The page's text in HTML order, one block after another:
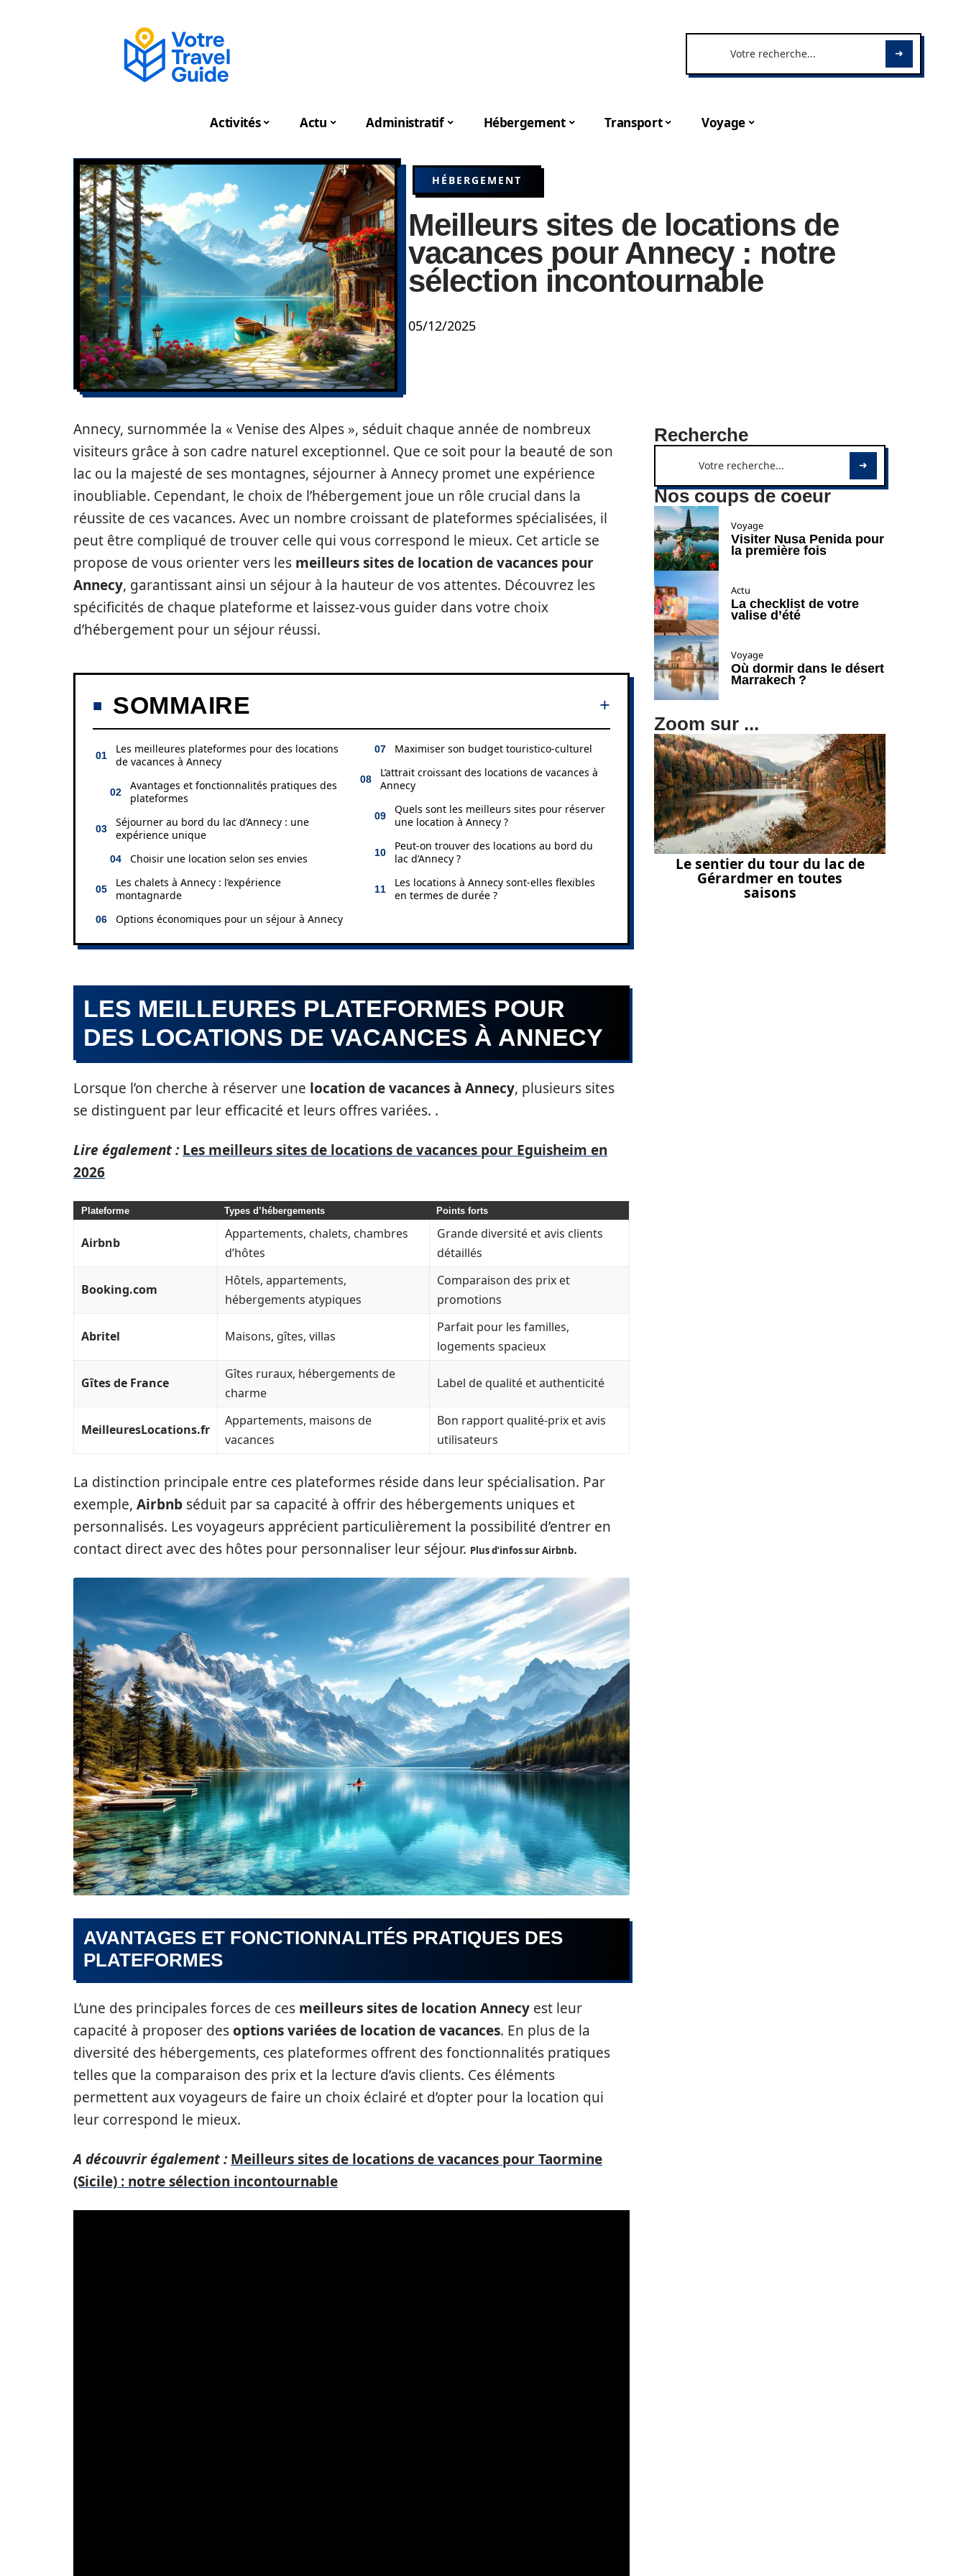
Activités Actu Administratif Hébergement Transport Voyage
HÉBERGEMENT
Meilleurs sites de locations de
vacances pour Annecy : notre
sélection incontournable
05/12/2025
Annecy, surnommée la « Venise des Alpes », séduit chaque année de nombreux
visiteurs grâce à son cadre naturel exceptionnel. Que ce soit pour la beauté de son
lac ou la majesté de ses montagnes, séjourner à Annecy promet une expérience
inoubliable. Cependant, le choix de l’hébergement joue un rôle crucial dans la
réussite de ces vacances. Avec un nombre croissant de plateformes spécialisées, il
peut être compliqué de trouver celle qui vous correspond le mieux. Cet article se
propose de vous orienter vers les meilleurs sites de location de vacances pour
Annecy, garantissant ainsi un séjour à la hauteur de vos attentes. Découvrez les
spécificités de chaque plateforme et laissez-vous guider dans votre choix
d’hébergement pour un séjour réussi.
SOMMAIRE
Les meilleures plateformes pour des locations
de vacances à Annecy
Avantages et fonctionnalités pratiques des
plateformes
Séjourner au bord du lac d’Annecy : une
expérience unique
Choisir une location selon ses envies
Les chalets à Annecy : l’expérience
montagnarde
Options économiques pour un séjour à Annecy
Maximiser son budget touristico-culturel
L’attrait croissant des locations de vacances à
Annecy
Quels sont les meilleurs sites pour réserver
une location à Annecy ?
Peut-on trouver des locations au bord du
lac d’Annecy ?
Les locations à Annecy sont-elles flexibles
en termes de durée ?
LES MEILLEURES PLATEFORMES POUR
DES LOCATIONS DE VACANCES À ANNECY
Lorsque l’on cherche à réserver une location de vacances à Annecy, plusieurs sites
se distinguent par leur efficacité et leurs offres variées. .
Lire également : Les meilleurs sites de locations de vacances pour Eguisheim en
2026
Plateforme Types d’hébergements Points forts
Airbnb
Appartements, chalets, chambres
d’hôtes
Grande diversité et avis clients
détaillés
Booking.com
Hôtels, appartements,
hébergements atypiques
Comparaison des prix et
promotions
Abritel Maisons, gîtes, villas
Parfait pour les familles,
logements spacieux
Gîtes de France
Gîtes ruraux, hébergements de
charme
Label de qualité et authenticité
MeilleuresLocations.fr
Appartements, maisons de
vacances
Bon rapport qualité-prix et avis
utilisateurs
La distinction principale entre ces plateformes réside dans leur spécialisation. Par
exemple, Airbnb séduit par sa capacité à offrir des hébergements uniques et
personnalisés. Les voyageurs apprécient particulièrement la possibilité d’entrer en
contact direct avec des hôtes pour personnaliser leur séjour. Plus d’infos sur Airbnb.
AVANTAGES ET FONCTIONNALITÉS PRATIQUES DES
PLATEFORMES
L’une des principales forces de ces meilleurs sites de location Annecy est leur
capacité à proposer desoptions variées de location de vacances. En plus de la
diversité des hébergements, ces plateformes offrent des fonctionnalités pratiques
telles que la comparaison des prix et la lecture d’avis clients. Ces éléments
permettent aux voyageurs de faire un choix éclairé et d’opter pour la location qui
leur correspond le mieux.
A découvrir également : Meilleurs sites de locations de vacances pour Taormine
(Sicile) : notre sélection incontournable
Recherche
Nos coups de coeur
Voyage
Visiter Nusa Penida pour
la première fois
Actu
La checklist de votre
valise d’été
Voyage
Où dormir dans le désert
Marrakech ?
Zoom sur ...
Le sentier du tour du lac de
Gérardmer en toutes
saisons